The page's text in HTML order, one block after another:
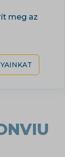
meg az